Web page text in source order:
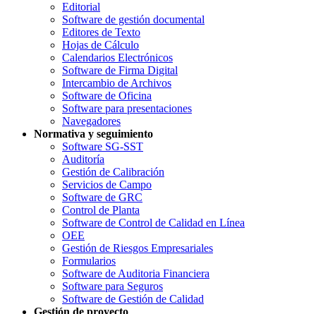
Editorial
Software de gestión documental
Editores de Texto
Hojas de Cálculo
Calendarios Electrónicos
Software de Firma Digital
Intercambio de Archivos
Software de Oficina
Software para presentaciones
Navegadores
Normativa y seguimiento
Software SG-SST
Auditoría
Gestión de Calibración
Servicios de Campo
Software de GRC
Control de Planta
Software de Control de Calidad en Línea
OEE
Gestión de Riesgos Empresariales
Formularios
Software de Auditoria Financiera
Software para Seguros
Software de Gestión de Calidad